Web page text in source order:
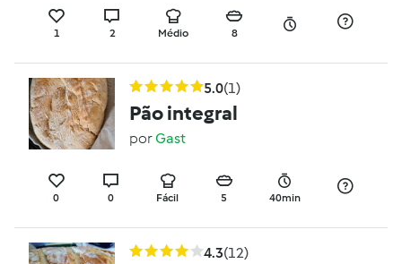
1 2 Médio 8
5.0(1)
Pão integral
porGast
0 0 Fácil 5 40min
4.3(12)